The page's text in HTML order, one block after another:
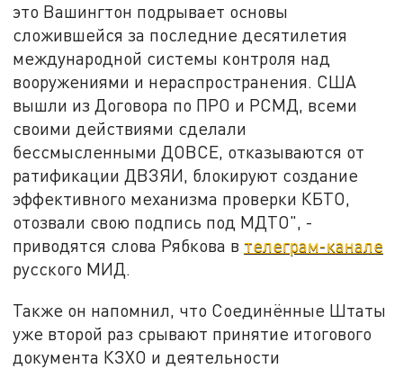
это Вашингтон подрывает основы
сложившейся за последние десятилетия
международной системы контроля над
вооружениями и нераспространения. США
вышли из Договора по ПРО и РСМД, всеми
своими действиями сделали
бессмысленными ДОВСЕ, отказываются от
ратификации ДВЗЯИ, блокируют создание
эффективного механизма проверки КБТО,
отозвали свою подпись под МДТО", -
приводятся слова Рябкова в телеграм-канале
русского МИД.
Также он напомнил, что Соединённые Штаты
уже второй раз срывают принятие итогового
документа КЗХО и деятельности